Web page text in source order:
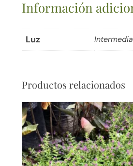
Información
Luz Intermedia
Productos relacionados